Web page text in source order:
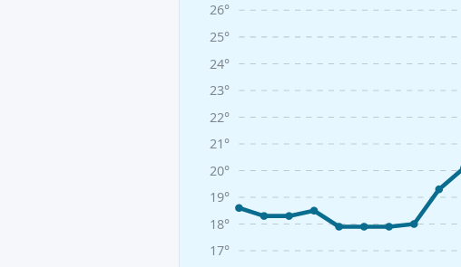
17°
18°
19°
20°
21°
22°
23°
24°
25°
26°